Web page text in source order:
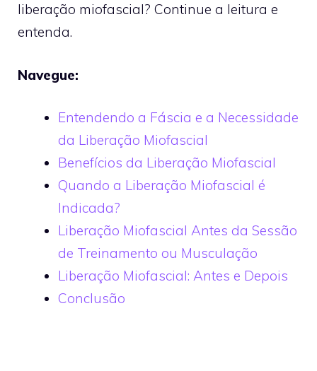
liberação miofascial? Continue a leitura e
entenda.
Navegue:
Entendendo a Fáscia e a Necessidade
da Liberação Miofascial
Benefícios da Liberação Miofascial
Quando a Liberação Miofascial é
Indicada?
Liberação Miofascial Antes da Sessão
de Treinamento ou Musculação
Liberação Miofascial: Antes e Depois
Conclusão